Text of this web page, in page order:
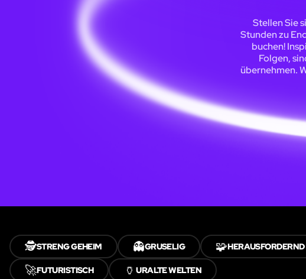
Stellen Sie
Stunden zu
buchen!
Folgen,
übernehmen.
🕵️STRENG GEHEIM 👻GRUSELIG 🧩HERAUSFORDERND
🚀FUTURISTISCH 🏺URALTE WELTEN